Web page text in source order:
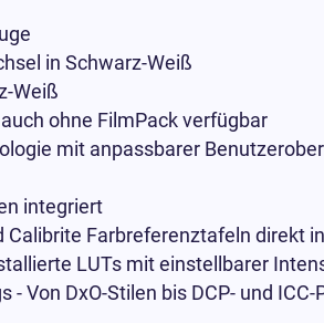
in Schwarz-Weiß
Weiß
ohne FilmPack verfügbar
mit anpassbarer
integriert
Farbreferenztafeln direkt
LUTs mit einstellbarer
Von DxO-Stilen bis DCP- und ICC-